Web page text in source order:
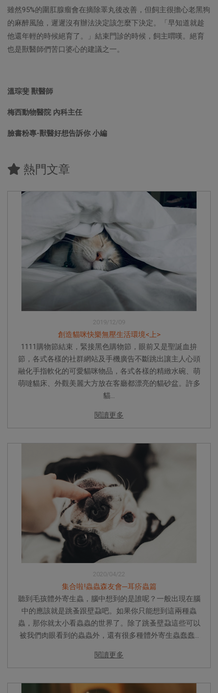
雖然95%的圍肛腺瘤會在摘除睪丸後改善，但飼主很擔心老黑狗
的麻醉風險，遲遲沒有辦法決定該怎麼下決定。「早知道就趁
他還年輕的時候絕育了。」結束門診的時候，飼主喟嘆。絕育
也是獸醫師們苦口婆心的建議之一。
溫琮斐 獸醫師
梅西動物醫院 內科主任
臉書粉專-獸醫好想告訴你 小編
熱門文章
2019/12/09
創造貓咪快樂無壓生活環境<上>
1111購物節結束，緊接黑色購物節，眼前又是聖誕血拚
節，各式各樣的社群網站及手機廣告不斷跳出讓主人心頭
融化手指軟化的可愛貓咪物品，各式各樣的精緻水碗、萌
萌噠貓床、外觀美麗大方放在客廳都漂亮的貓砂盆。許多
貓...
閱讀更多
2020/04/22
集合啦!蟲蟲森友會─耳疥蟲篇
聽到毛孩體外寄生蟲，腦中想到的是誰呢？一般出現在腦
中的應該就是跳蚤跟壁蝨吧。如果你只能想到這兩種蟲
蟲，那你就太小看蟲蟲的世界了。除了跳蚤壁蝨這些可以
被我們肉眼看到的蟲蟲外，還有很多種體外寄生蟲蠢蠢...
閱讀更多